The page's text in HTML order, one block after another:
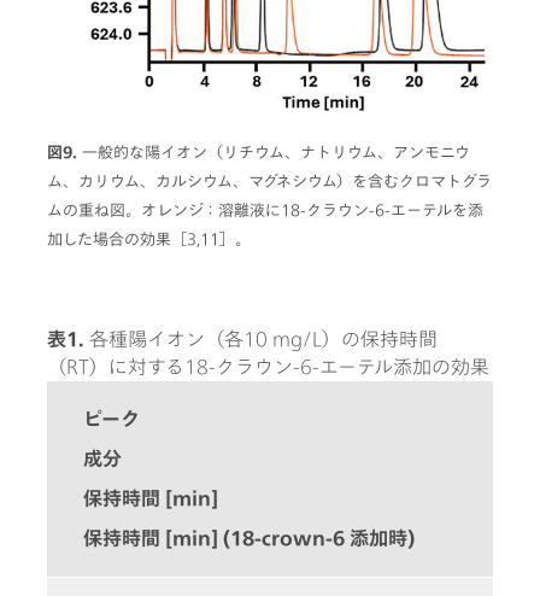
図9. 一般的な陽イオン（リチウム、ナトリウム、アンモニウ
ム、カリウム、カルシウム、マグネシウム）を含むクロマトグラ
ムの重ね図。オレンジ：溶離液に18-クラウン-6-エーテルを添
加した場合の効果［3,11］。
表1. 各種陽イオン（各10 mg/L）の保持時間
（RT）に対する18-クラウン-6-エーテル添加の効果
ピーク
成分
保持時間 [min]
保持時間 [min] (18-crown-6 添加時)